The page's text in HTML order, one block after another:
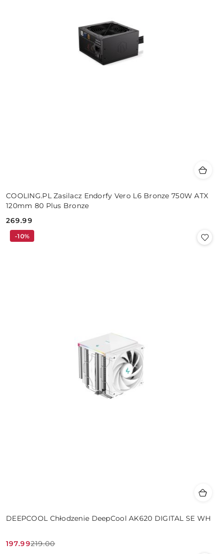
COOLING.PL Zasilacz Endorfy Vero L6 Bronze 750W ATX
120mm 80 Plus Bronze
Cena:
269.99
DEEPCOOL Chłodzenie DeepCool AK620 DIGITAL SE WH
Cena
197.99
Cena
219.00
-10%